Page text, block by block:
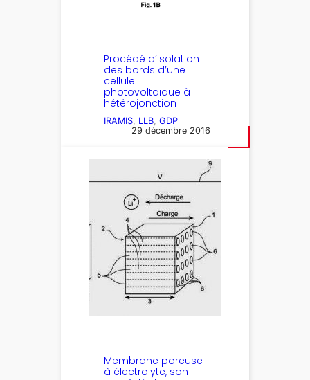
Procédé d’isolation
des bords d’une
cellule
photovoltaïque à
hétérojonction
IRAMIS, LLB, GDP
29 décembre 2016
Membrane poreuse
à électrolyte, son